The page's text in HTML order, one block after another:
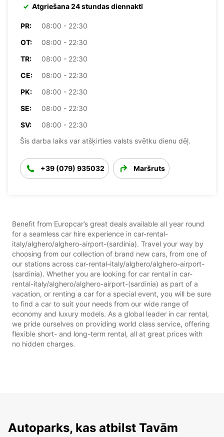
Atgriešana 24 stundas diennaktī
PR:
08:00 - 22:30
OT:
08:00 - 22:30
TR:
08:00 - 22:30
CE:
08:00 - 22:30
PK:
08:00 - 22:30
SE:
08:00 - 22:30
SV:
08:00 - 22:30
Šis darba laiks var atšķirties valsts svētku dienu dēļ.
+39 (079) 935032 Maršruts
Benefit from Europcar’s great deals available all year round
for a seamless car hire experience in car-rental-
italy/alghero/alghero-airport-(sardinia). Travel your way by
choosing from our collection of brand new cars, from one of
our stations across car-rental-italy/alghero/alghero-airport-
(sardinia). Whether you are looking for car rental in car-
rental-italy/alghero/alghero-airport-(sardinia) as part of a
vacation, or renting a car for a special event, you will be sure
to find a car to suit your needs from our wide range of
economy and luxury models. As a global leader in car rental,
we pride ourselves on providing world class service, offering
flexible short- and long-term rental, all at great prices with
no hidden charges.
Autoparks, kas atbilst Tavām